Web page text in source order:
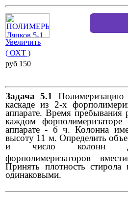
Увеличить
( ОХТ )
pуб 150
Задача 5.1 Полимеризацию
каскаде из 2-х
аппарате. Время пребывания
каждом
аппарате - б ч. Колонна
высоту 11 м. Определить
и число колонн
форполимеризаторов
Принять плотность
одинаковыми.